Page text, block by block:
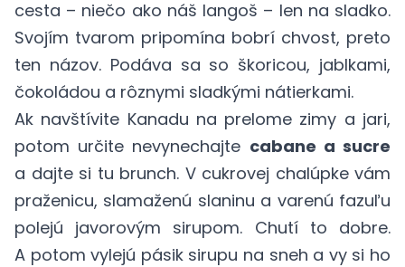
cesta – niečo ako náš langoš – len na sladko.
Svojím tvarom pripomína bobrí chvost, preto
ten názov. Podáva sa so škoricou, jablkami,
čokoládou a rôznymi sladkými nátierkami.
Ak navštívite Kanadu na prelome zimy a jari,
potom určite nevynechajte cabane a sucre
a dajte si tu brunch. V cukrovej chalúpke vám
praženicu, slamaženú slaninu a varenú fazuľu
polejú javorovým sirupom. Chutí to dobre.
A potom vylejú pásik sirupu na sneh a vy si ho